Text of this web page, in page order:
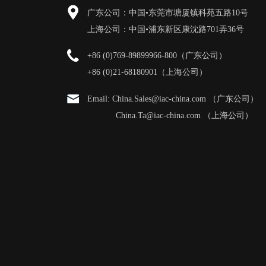
广东公司：中国•东莞市塘厦镇科苑五路10号
上海公司：中国•浦东新区康沈路701弄36号
+86 (0)769-89899966-800（广东公司）
+86 (0)21-68180901（上海公司）
Email: China.Sales@iac-china.com （广东公司）
China.Ta@iac-china.com （上海公司）